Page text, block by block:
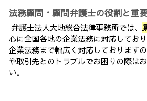
法務顧問・顧問弁護士の役割と重
弁護士法人大地総合法律事務所では、
心に全国各地の企業法務に対応してお
企業法務まで幅広く対応しております
や取引先とのトラブルでお困りの際は
い。